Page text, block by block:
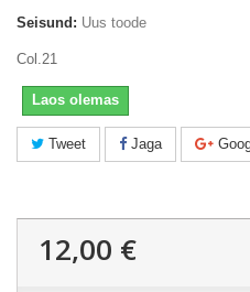
Seisund: Uus toode
Col.21
Laos olemas
Tweet Jaga
12,00 €